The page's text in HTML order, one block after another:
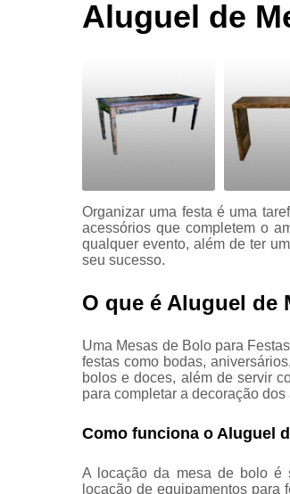
Aluguel de
Organizar uma festa é uma
acessórios que completem o
qualquer evento, além de ter
seu sucesso.
O que é Aluguel de
Uma Mesas de Bolo para
festas como bodas,
bolos e doces, além de servir
para completar a decoração dos
Como funciona o Aluguel
A locação da mesa de bolo é
locação de equipamentos